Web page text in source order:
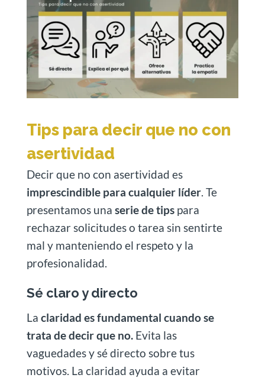
Tips para decir que no con
asertividad
Decir que no con asertividad es
imprescindible para cualquier líder. Te
presentamos una serie de tipspara
rechazar solicitudes o tarea sin sentirte
mal y manteniendo el respeto y la
profesionalidad.
Sé claro y directo
La claridad es fundamental cuando se
trata de decir que no.Evita las
vaguedades y sé directo sobre tus
motivos. La claridad ayuda a evitar